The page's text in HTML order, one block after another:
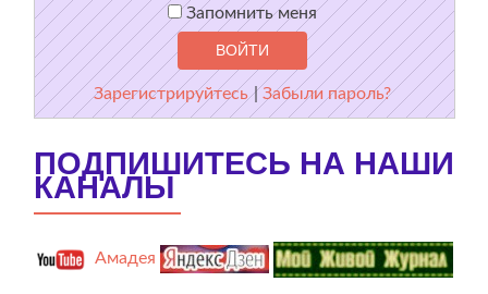
Запомнить меня
Зарегистрируйтесь |Забыли пароль?
ПОДПИШИТЕСЬ НА НАШИ
КАНАЛЫ
Амадея